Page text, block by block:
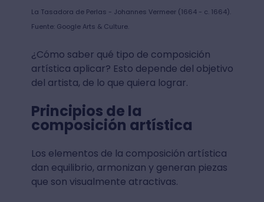
La Tasadora de Perlas - Johannes Vermeer (1664 - c. 1664).
Fuente: Google Arts & Culture.
¿Cómo saber qué tipo de composición
artística aplicar? Esto depende del objetivo
del artista, de lo que quiera lograr.
Principios de la
composición artística
Los elementos de la composición artística
dan equilibrio, armonizan y generan piezas
que son visualmente atractivas.